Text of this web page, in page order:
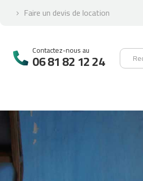
 Faire un devis de location
 Contactez-nous au
06 81 82 12 24